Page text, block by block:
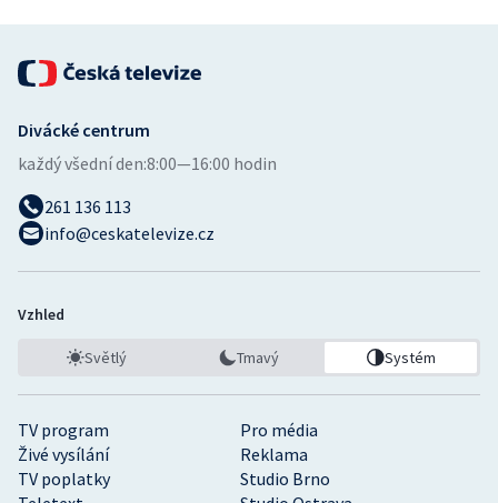
TV program
Pro média
Živé vysílání
Reklama
TV poplatky
Studio Brno
Divácké centrum
každý všední den:8:00—16:00 hodin
261 136 113
info@ceskatelevize.cz
Vzhled
Světlý Tmavý Systém